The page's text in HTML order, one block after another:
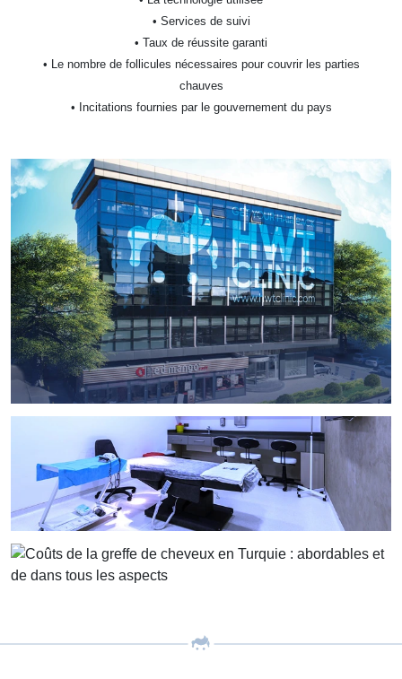
• Services de suivi
• Taux de réussite garanti
• Le nombre de follicules nécessaires pour couvrir les parties
chauves
• Incitations fournies par le gouvernement du pays